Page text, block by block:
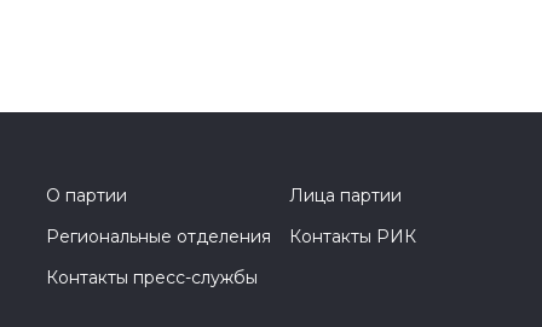
О партии
Лица партии
Региональные отделения
Контакты РИК
Контакты пресс-службы